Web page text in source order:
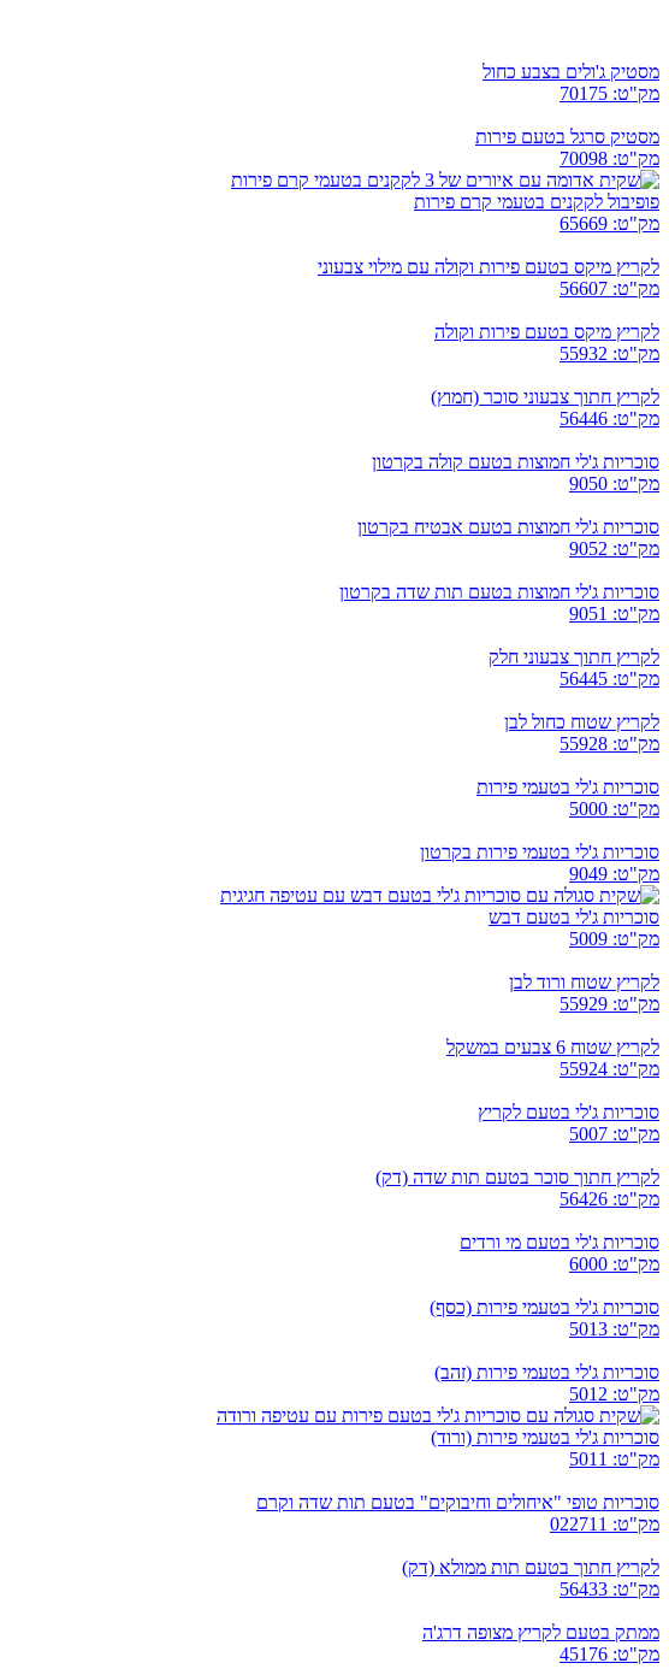
מסטיק ג'ולים בצבע כחול
מק"ט: 70175
מסטיק סרגל בטעם פירות
מק"ט: 70098
פופיבול לקקנים בטעמי קרם פירות
מק"ט: 65669
לקריץ מיקס בטעם פירות וקולה עם מילוי צבעוני
מק"ט: 56607
לקריץ מיקס בטעם פירות וקולה
מק"ט: 55932
לקריץ חתוך צבעוני סוכר (חמוץ)
מק"ט: 56446
סוכריות ג'לי חמוצות בטעם קולה בקרטון
מק"ט: 9050
סוכריות ג'לי חמוצות בטעם אבטיח בקרטון
מק"ט: 9052
סוכריות ג'לי חמוצות בטעם תות שדה בקרטון
מק"ט: 9051
לקריץ חתוך צבעוני חלק
מק"ט: 56445
לקריץ שטוח כחול לבן
מק"ט: 55928
סוכריות ג'לי בטעמי פירות
מק"ט: 5000
סוכריות ג'לי בטעמי פירות בקרטון
מק"ט: 9049
סוכריות ג'לי בטעם דבש
מק"ט: 5009
לקריץ שטוח ורוד לבן
מק"ט: 55929
לקריץ שטוח 6 צבעים במשקל
מק"ט: 55924
סוכריות ג'לי בטעם לקריץ
מק"ט: 5007
לקריץ חתוך סוכר בטעם תות שדה (דק)
מק"ט: 56426
סוכריות ג'לי בטעם מי ורדים
מק"ט: 6000
סוכריות ג'לי בטעמי פירות (כסף)
מק"ט: 5013
סוכריות ג'לי בטעמי פירות (זהב)
מק"ט: 5012
סוכריות ג'לי בטעמי פירות (ורוד)
מק"ט: 5011
סוכריות טופי "איחולים וחיבוקים" בטעם תות שדה וקרם
מק"ט: 022711
לקריץ חתוך בטעם תות ממולא (דק)
מק"ט: 56433
ממתק בטעם לקריץ מצופה דרג'ה
מק"ט: 45176